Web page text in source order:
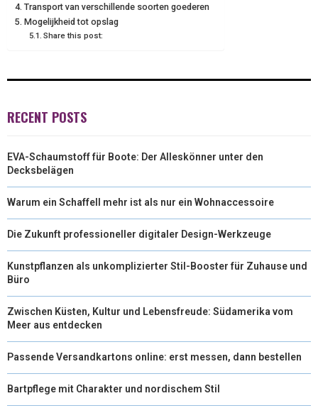
E K
Transport van verschillende soorten goederen
Mogelijkheid tot opslag
Share this post:
RECENT POSTS
EVA-Schaumstoff für Boote: Der Alleskönner unter den
Decksbelägen
Warum ein Schaffell mehr ist als nur ein Wohnaccessoire
Die Zukunft professioneller digitaler Design-Werkzeuge
Kunstpflanzen als unkomplizierter Stil-Booster für Zuhause und
Büro
Zwischen Küsten, Kultur und Lebensfreude: Südamerika vom
Meer aus entdecken
Passende Versandkartons online: erst messen, dann bestellen
Bartpflege mit Charakter und nordischem Stil